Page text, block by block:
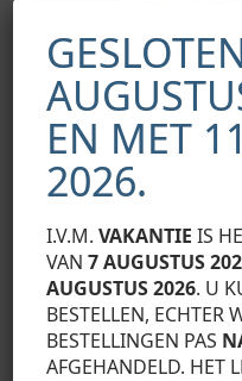
Schema voor het
verlichtingssysteem met
(1) vloerlamp, (2) LED-
SKU:
Categorie:
EN MET
2026.
I.V.M.VAKANTIE IS
VAN7 AUGUSTUS
AUGUSTUS 2026. U
BESTELLEN, ECHTER
BESTELLINGEN PAS
AFGEHANDELD. HET